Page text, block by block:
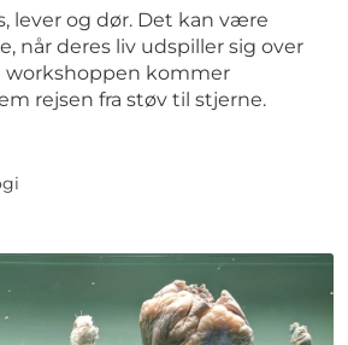
lever og dør. Det kan være
når deres liv udspiller sig over
workshoppen kommer
rejsen fra støv til stjerne.